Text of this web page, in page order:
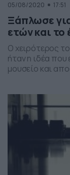
05/08/2020 17:51
Ξάπλωσε
ετών και
Ο χειρότερος
ήταν η ιδέα που
μουσείο και
άνδρα, ο
μόλις